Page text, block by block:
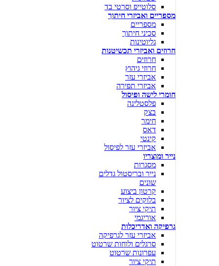
סלוטייפ וסרטי בד
מספריים ואביזרי חיתוך
מספריים
סכיני חיתוך
גליוטינות
חרוזים ואביזרי תכשיטנות
חרוזים
חרוזי גיהוץ
אביזרי עזר
אביזרי תפירה
חומרי לישה ופיסול
פלסטלינה
בצק
חימר
דאס
קינטי
אביזרי עזר לפיסול
נייר ומוצריו
מסגרות
נייר ובריסטול גדלים
שונים
קרטון ביצוע
בלוקים לציור
תיקי ציור
אוריגמי
גרפיקה ואדריכלות
אביזרי עזר לגרפיקה
סרגלים ולוחות שרטוט
עפרונות שרטוט
תיקי ציור